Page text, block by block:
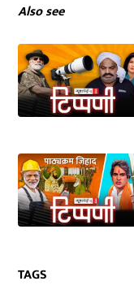
Also see
TAGS